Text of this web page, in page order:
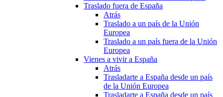
Traslado fuera de España
Atrás
Traslado a un país de la Unión
Europea
Traslado a un país fuera de la Unión
Europea
Vienes a vivir a España
Atrás
Trasladarte a España desde un país
de la Unión Europea
Trasladarte a España desde un país